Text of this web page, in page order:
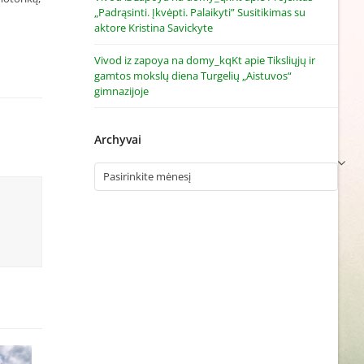
„Padrąsinti. Įkvėpti. Palaikyti” Susitikimas su
aktore Kristina Savickyte
Vivod iz zapoya na domy_kqKtapieTiksliųjų ir
gamtos mokslų diena Turgelių „Aistuvos“
gimnazijoje
Archyvai
Archyvai